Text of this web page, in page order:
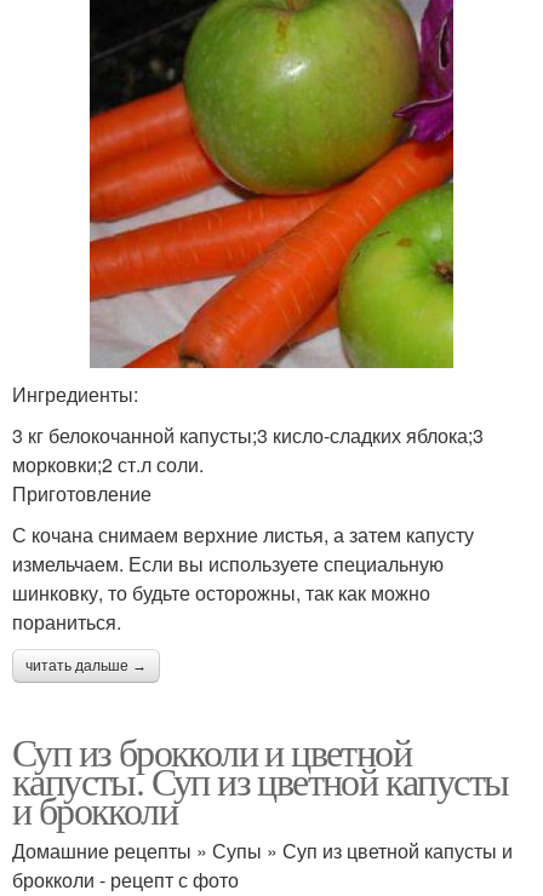
Ингредиенты:
3 кг белокочанной капусты;3 кисло-сладких яблока;3
морковки;2 ст.л соли.
Приготовление
С кочана снимаем верхние листья, а затем капусту
измельчаем. Если вы используете специальную
шинковку, то будьте осторожны, так как можно
пораниться.
читать дальше →
Суп из брокколи и цветной
капусты. Суп из цветной капусты
и брокколи
Домашние рецепты » Супы » Суп из цветной капусты и
брокколи - рецепт с фото